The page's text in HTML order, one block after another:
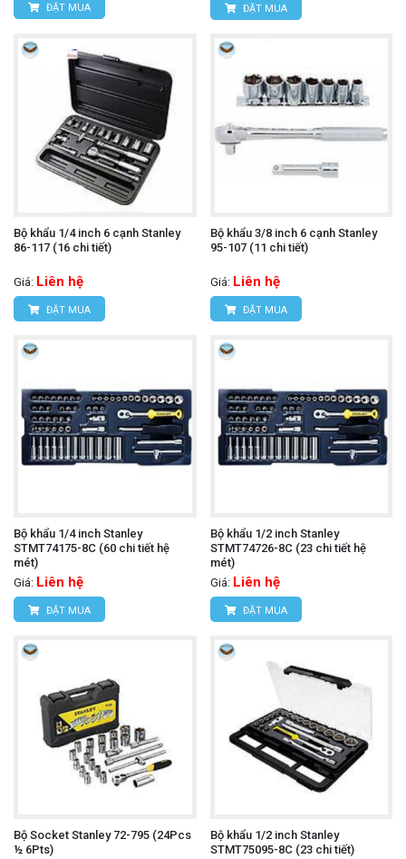
ĐẶT MUA ĐẶT MUA
Bộ khẩu 1/4 inch 6 cạnh Stanley
86-117 (16 chi tiết)
Giá: Liên hệ
ĐẶT MUA
Bộ khẩu 3/8 inch 6 cạnh Stanley
95-107 (11 chi tiết)
Giá: Liên hệ
ĐẶT MUA
Bộ khẩu 1/4 inch Stanley
STMT74175-8C (60 chi tiết hệ
mét)
Giá: Liên hệ
ĐẶT MUA
Bộ khẩu 1/2 inch Stanley
STMT74726-8C (23 chi tiết hệ
mét)
Giá: Liên hệ
ĐẶT MUA
Bộ Socket Stanley 72-795 (24Pcs
½ 6Pts)
Bộ khẩu 1/2 inch Stanley
STMT75095-8C (23 chi tiết)